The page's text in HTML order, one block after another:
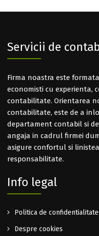
Servicii de
Firma noastra este
economisti cu experienta,
contabilitate. Orientarea
contabilitate, este de a
departament contabil si
angaja in cadrul firmei
asigure confortul si
responsabilitate.
Info legal
Politica de confidentialitate
Despre cookies